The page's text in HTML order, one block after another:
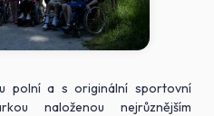
polní a s originální sportovní
naloženou nejrůznějším